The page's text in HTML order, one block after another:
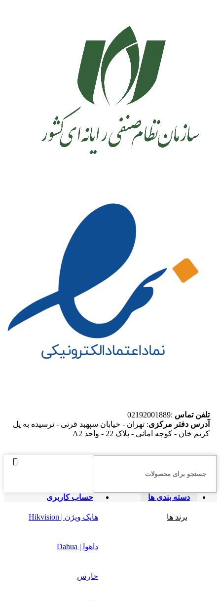
تلفن تماس :02192001889
آدرس دفتر مرکزی: تهران - خیابان سپهبد قرنی - نرسیده به پل
کریم خان - کوچه امانی - پلاک 22 - واحد A2
حساب کاربری دسته بندی ها
برند ها هایک ویژن | Hikvision
داهوا | Dahua
حارس